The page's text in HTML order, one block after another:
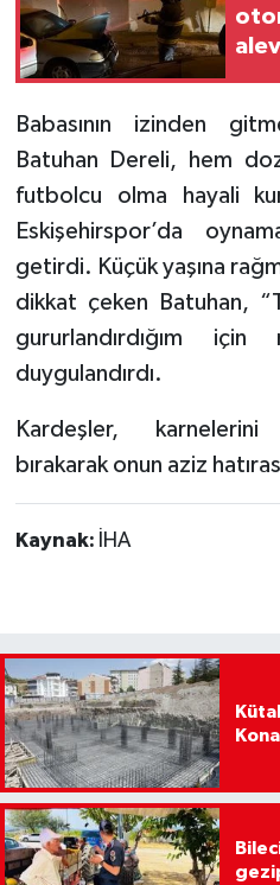
Babasının izinden
Batuhan Dereli, hem
futbolcu olma hayali
Eskişehirspor’da
getirdi. Küçük yaşına
dikkat çeken Batuhan,
gururlandırdığım için
duygulandırdı.
Kardeşler, karnelerini
bırakarak onun aziz
Kaynak: İHA